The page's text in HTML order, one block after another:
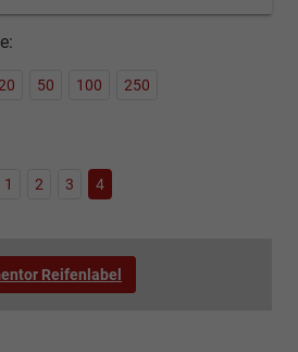
50 100 250
1 2 3 4
Reifenlabel